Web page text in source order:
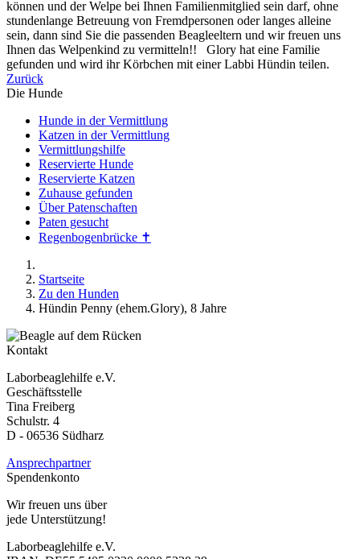
können und der Welpe bei Ihnen Familienmitglied sein darf, ohne
stundenlange Betreuung von Fremdpersonen oder langes alleine
sein, dann sind Sie die passenden Beagleeltern und wir freuen uns
Ihnen das Welpenkind zu vermitteln!! Glory hat eine Familie
gefunden und wird ihr Körbchen mit einer Labbi Hündin teilen.
Zurück
Die Hunde
Hunde in der Vermittlung
Katzen in der Vermittlung
Vermittlungshilfe
Reservierte Hunde
Reservierte Katzen
Zuhause gefunden
Über Patenschaften
Paten gesucht
Regenbogenbrücke ✝
Startseite
Zu den Hunden
Hündin Penny (ehem.Glory), 8 Jahre
Kontakt
Laborbeaglehilfe e.V.
Geschäftsstelle
Tina Freiberg
Schulstr. 4
D - 06536 Südharz
Ansprechpartner
Spendenkonto
Wir freuen uns über
jede Unterstützung!
Laborbeaglehilfe e.V.